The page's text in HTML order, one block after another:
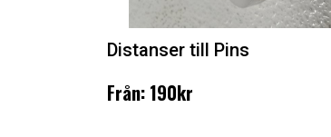
Distanser till Pins
Från: 190kr